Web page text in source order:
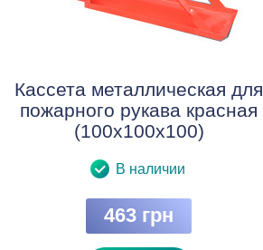
Кассета металлическая для
пожарного рукава красная
(100x100x100)
В наличии
463 грн